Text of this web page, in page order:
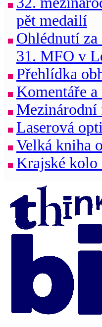
pět medailí
Ohlédnutí
31. MFO v
Přehlídka
Komentáře
Laserová
Velká kniha
Krajské